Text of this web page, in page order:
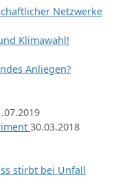
Netzwerke
Klimawahl!
Anliegen?
30.03.2018
stirbt bei Unfall